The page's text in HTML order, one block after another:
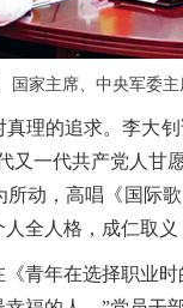
国家主席、中央军委
理的追求。李大
又一代共产党人甘
动，高唱《国际
全人格，成仁取
青年在选择职业